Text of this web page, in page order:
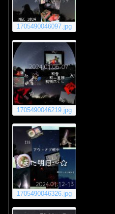
1705490046097.jpg
1705490046219.jpg
1705490046326.jpg